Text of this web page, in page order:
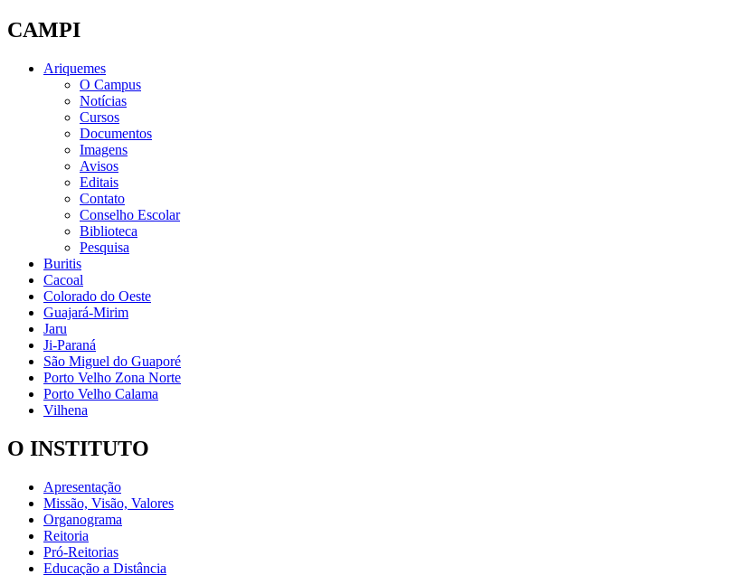
CAMPI
Ariquemes
O Campus
Notícias
Cursos
Documentos
Imagens
Avisos
Editais
Contato
Conselho Escolar
Biblioteca
Pesquisa
Buritis
Cacoal
Colorado do Oeste
Guajará-Mirim
Jaru
Ji-Paraná
São Miguel do Guaporé
Porto Velho Zona Norte
Porto Velho Calama
Vilhena
O INSTITUTO
Apresentação
Missão, Visão, Valores
Organograma
Reitoria
Pró-Reitorias
Educação a Distância